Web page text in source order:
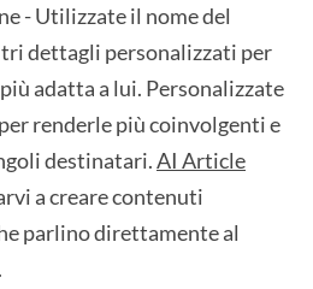
- Utilizzate il nome del
dettagli personalizzati per
adatta a lui. Personalizzate
renderle più coinvolgenti e
destinatari.AI Article
a creare contenuti
parlino direttamente al